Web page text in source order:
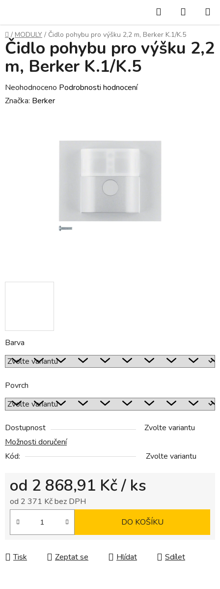
obsah
Hledat
KOŠÍK
Domů
/ MODULY / Čidlo pohybu pro výšku 2,2 m, Berker K.1/K.5
Barva
Povrch
Dostupnost
Zvolte variantu
Možnosti doručení
Kód:
Zvolte variantu
od 2 868,91 Kč/ ks
od 2 371 Kčbez DPH
DO KOŠÍKU
Tisk Zeptat se Hlídat Sdílet
Čidlo pohybu pro výšku 2,2
m, Berker K.1/K.5
Průměrné
hodnocení
Neohodnoceno Podrobnosti hodnocení
Značka: Berker